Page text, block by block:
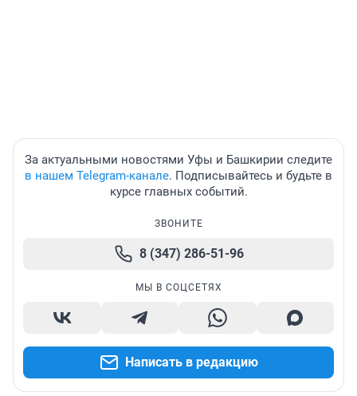
За актуальными новостями Уфы и Башкирии следите
в нашем Telegram-канале. Подписывайтесь и будьте в
курсе главных событий.
ЗВОНИТЕ
8 (347) 286-51-96
МЫ В СОЦСЕТЯХ
Написать в редакцию